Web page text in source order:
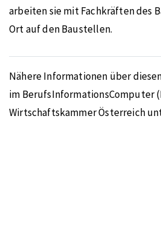
arbeiten sie mit Fachkräften des
Ort auf den Baustellen.
Nähere Informationen über
im BerufsInformationsComputer
Wirtschaftskammer Österreich